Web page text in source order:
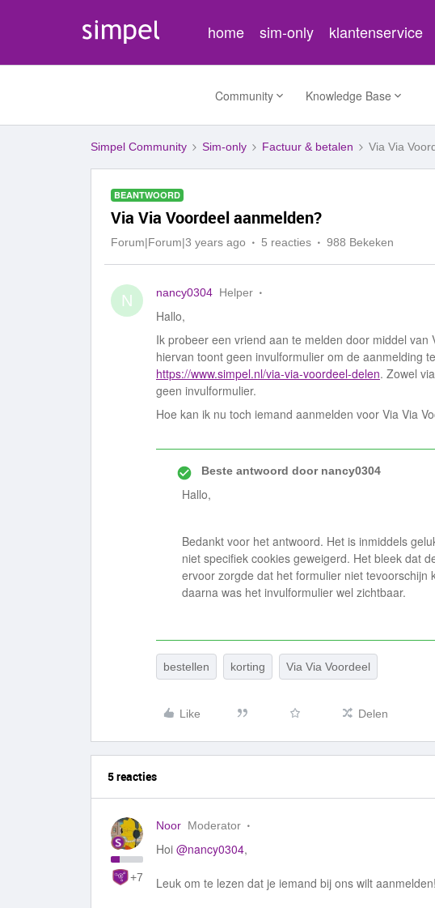
home sim-only klantenservice
Community Knowledge Base
Simpel Community Sim-only Factuur & betalen Via Via
BEANTWOORD
Via Via Voordeel aanmelden?
Forum|Forum|3 years ago 5 reacties 988 Bekeken
N nancy0304 Helper
Hallo,
Ik probeer een vriend aan te melden door middel
hiervan toont geen invulformulier om de aanmelding
https://www.simpel.nl/via-via-voordeel-delen. Zowel
geen invulformulier.
Hoe kan ik nu toch iemand aanmelden voor Via Via
Beste antwoord doornancy0304
Hallo,
Bedankt voor het antwoord. Het is inmiddels
niet specifiek cookies geweigerd. Het bleek dat
ervoor zorgde dat het formulier niet tevoorschijn
daarna was het invulformulier wel zichtbaar.
bestellen korting Via Via Voordeel
Like Delen
5 reacties
+7
Noor Moderator
Hoi @nancy0304,
Leuk om te lezen dat je iemand bij ons wilt aanmelden!